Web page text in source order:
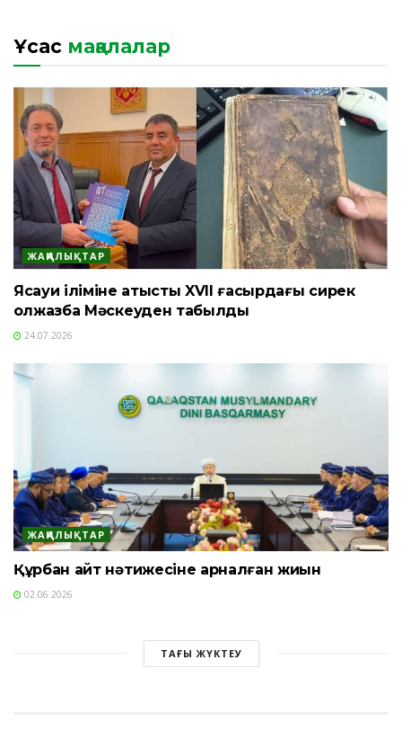
Ұқсас мақалалар
ЖАҢАЛЫҚТАР
Ясауи іліміне қатысты XVII ғасырдағы сирек
қолжазба Мәскеуден табылды
24.07.2026
ЖАҢАЛЫҚТАР
Құрбан айт нәтижесіне арналған жиын
02.06.2026
ТАҒЫ ЖҮКТЕУ